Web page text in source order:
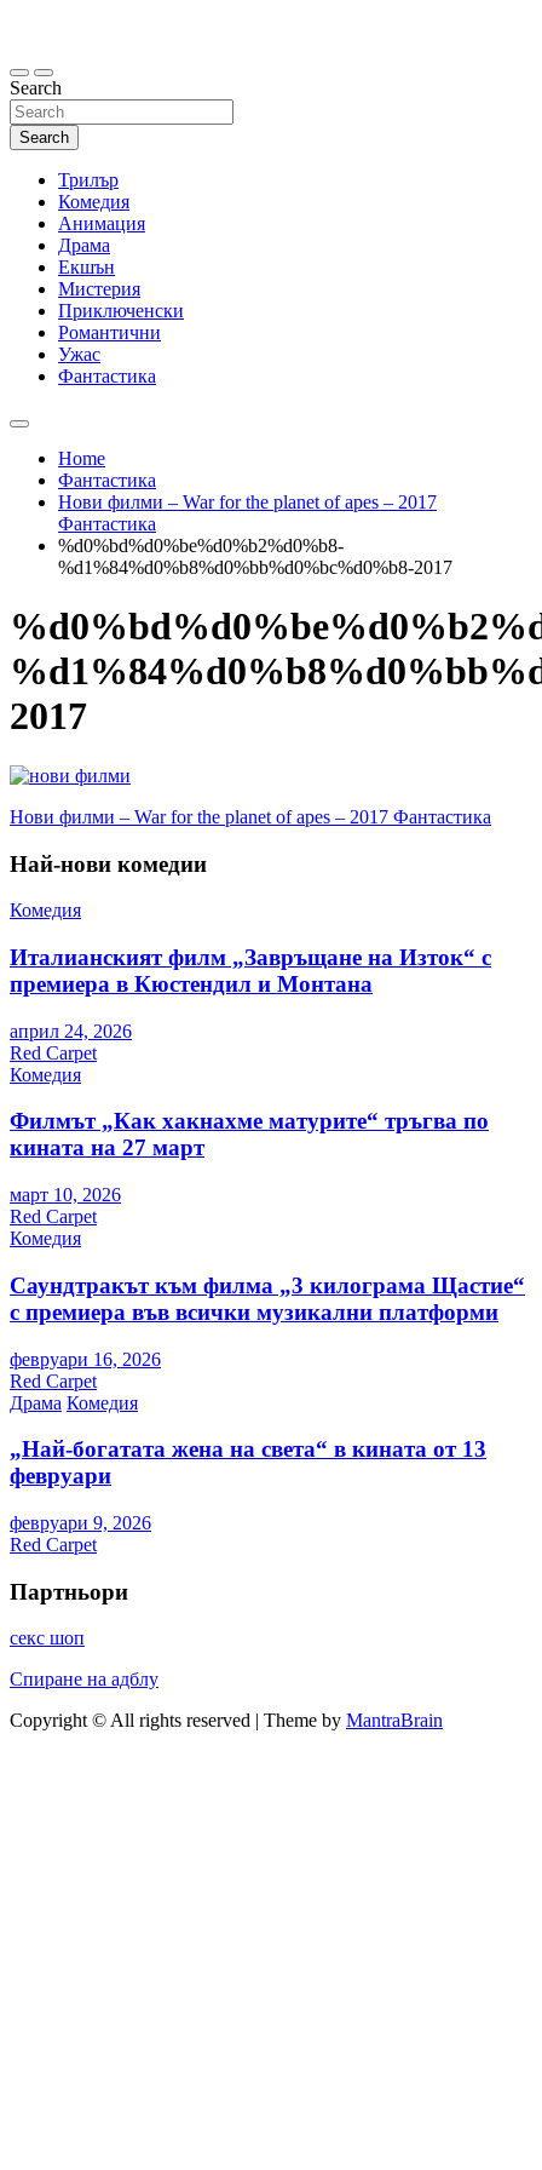
Search
Search
Трилър
Комедия
Анимация
Драма
Екшън
Мистерия
Приключенски
Романтични
Ужас
Фантастика
Home
Фантастика
Нови филми – War for the planet of apes – 2017
Фантастика
%d0%bd%d0%be%d0%b2%d0%b8-
%d1%84%d0%b8%d0%bb%d0%bc%d0%b8-2017
2017
Навигация
Нови филми – War for the planet of apes – 2017 Фантастика
Най-нови комедии
Комедия
Италианският филм „Завръщане на Изток“ с
премиера в Кюстендил и Монтана
април 24, 2026
Red Carpet
Комедия
Филмът „Как хакнахме матурите“ тръгва по
кината на 27 март
март 10, 2026
Red Carpet
Комедия
Саундтракът към филма „3 килограма Щастие“
с премиера във всички музикални платформи
февруари 16, 2026
Red Carpet
Драма Комедия
„Най-богатата жена на света“ в кината от 13
февруари
февруари 9, 2026
Red Carpet
Партньори
секс шоп
Спиране на адблу
Copyright © All rights reserved | Theme by MantraBrain